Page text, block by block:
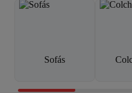
Sofás